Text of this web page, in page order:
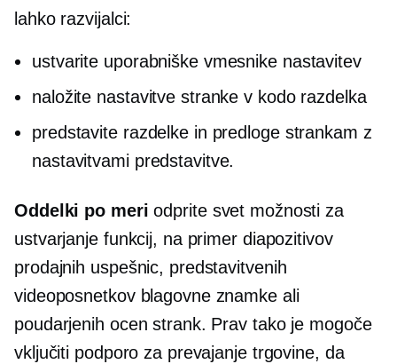
lahko razvijalci:
ustvarite uporabniške vmesnike nastavitev
naložite nastavitve stranke v kodo razdelka
predstavite razdelke in predloge strankam z
nastavitvami predstavitve.
Oddelki po meri odprite svet možnosti za
ustvarjanje funkcij, na primer diapozitivov
prodajnih uspešnic, predstavitvenih
videoposnetkov blagovne znamke ali
poudarjenih ocen strank. Prav tako je mogoče
vključiti podporo za prevajanje trgovine, da